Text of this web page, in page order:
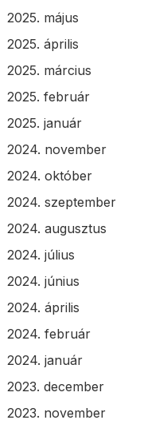
2025. május
2025. április
2025. március
2025. február
2025. január
2024. november
2024. október
2024. szeptember
2024. augusztus
2024. július
2024. június
2024. április
2024. február
2024. január
2023. december
2023. november